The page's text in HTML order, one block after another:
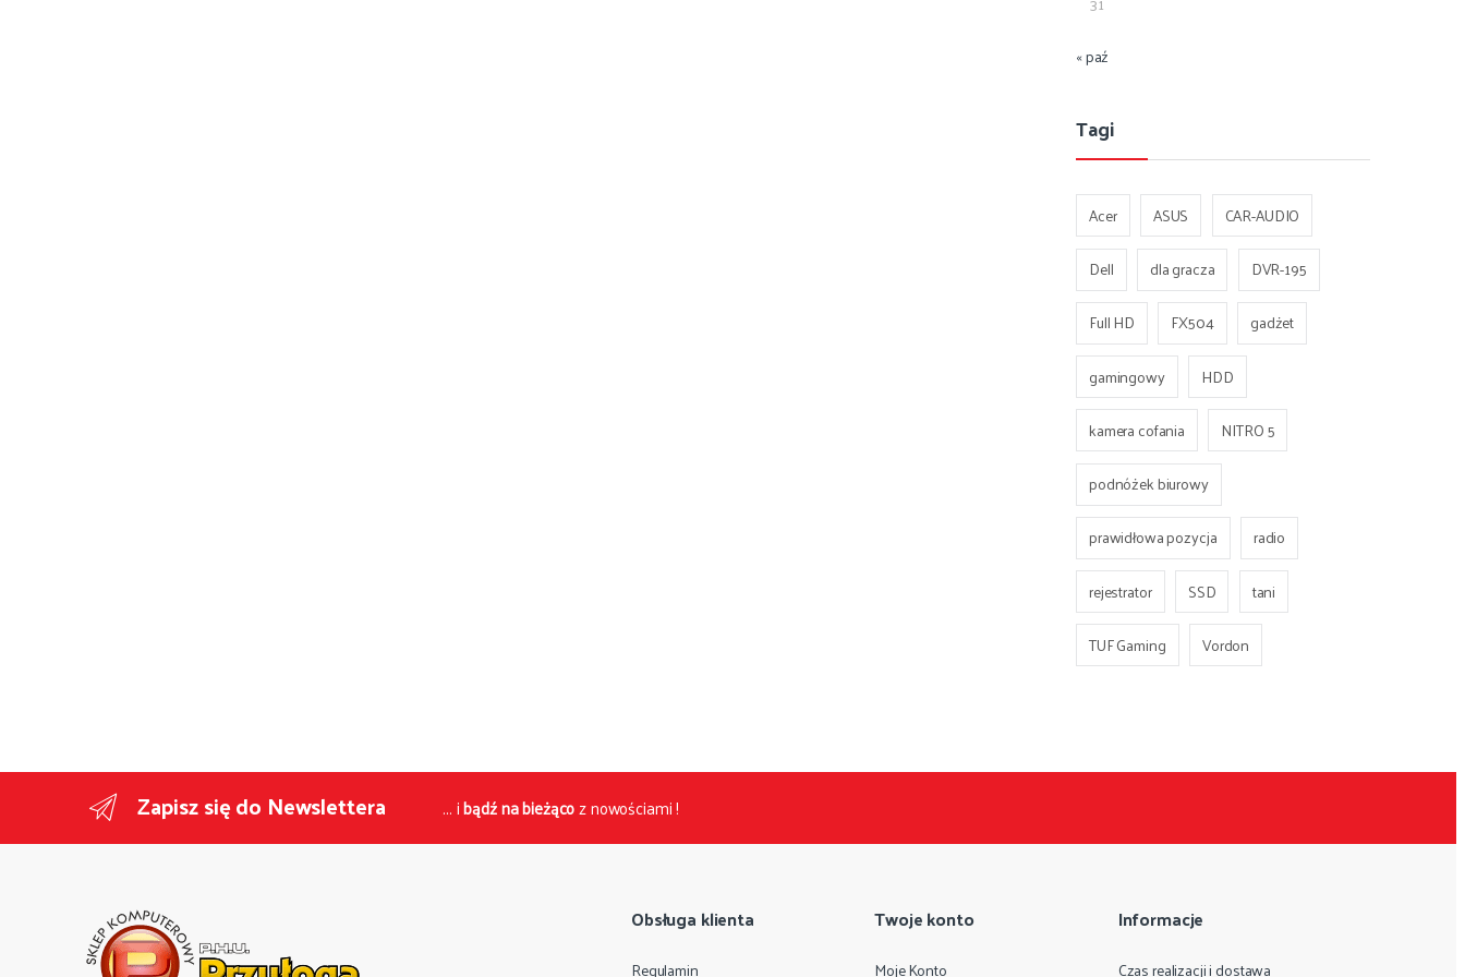
« paź
Tagi
Acer ASUS
CAR-AUDIO
Dell
dla gracza
DVR-195
Full HD
FX504
gadżet
gamingowy
HDD
kamera cofania
NITRO 5
podnóżek biurowy
prawidłowa pozycja
radio
rejestrator
SSD
tani
TUF Gaming
Vordon
Zapisz się do Newslettera ... ibądź na bieżącoz nowościami !
Obsługa klienta
Regulamin
Twoje konto
Moje Konto
Informacje
Czas realizacji i dostawa